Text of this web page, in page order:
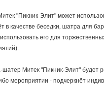
"Пикник-Элит" может
в качестве беседки, шатра для
его для
шатер Митек "Пикник-Элит" будет
мероприятии - подчеркнёт